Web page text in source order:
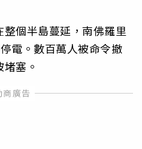
個半島蔓延，南佛羅里
電。數百萬人被命令撤
塞。